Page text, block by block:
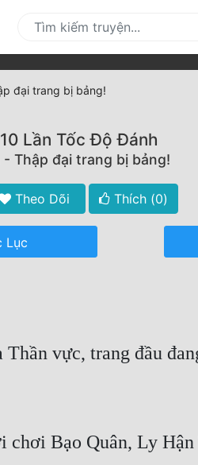
đại trang bị bảng!
Lần Tốc Độ Đánh
Thập đại trang bị bảng!
Theo Dõi Thích (0)
Lục
vực, trang đầu
Bạo Quân, Ly